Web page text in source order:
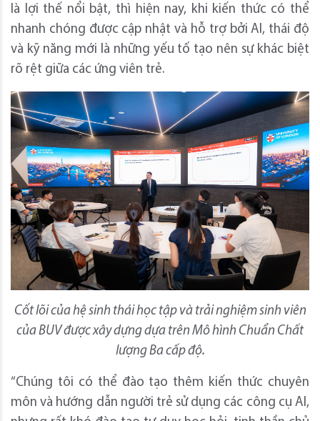
là lợi thế nổi bật, thì hiện nay, khi kiến thức có thể
nhanh chóng được cập nhật và hỗ trợ bởi AI, thái độ
và kỹ năng mới là những yếu tố tạo nên sự khác biệt
rõ rệt giữa các ứng viên trẻ.
Cốt lõi của hệ sinh thái học tập và trải nghiệm sinh viên
của BUV được xây dựng dựa trên Mô hình Chuẩn Chất
lượng Ba cấp độ.
“Chúng tôi có thể đào tạo thêm kiến thức chuyên
môn và hướng dẫn người trẻ sử dụng các công cụ AI,